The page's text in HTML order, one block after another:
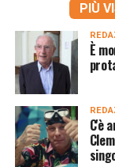
PIÙ
È
C'è